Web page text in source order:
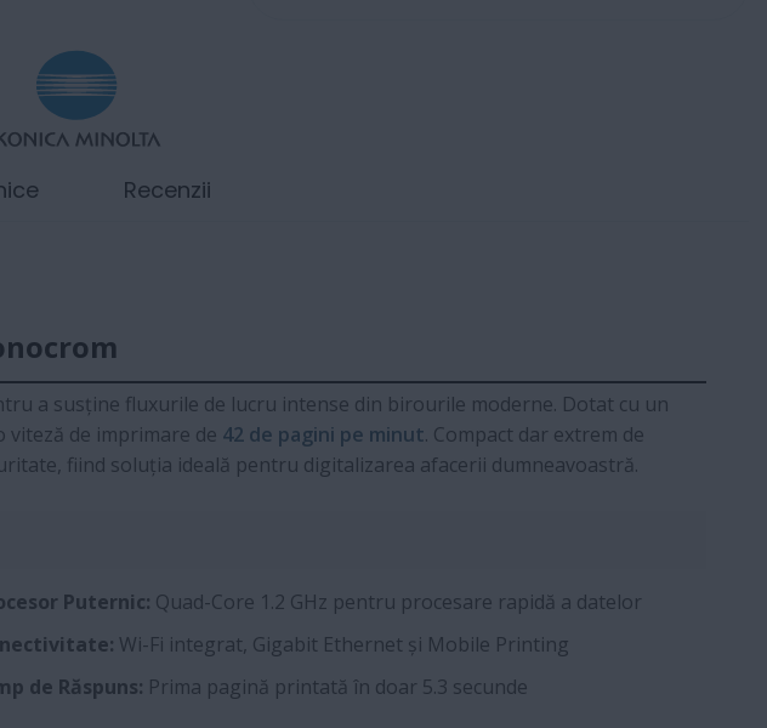
a susține fluxurile de lucru intense din birourile moderne. Dotat cu un
de imprimare de 42 de pagini pe minut. Compact dar extrem de
fiind soluția ideală pentru digitalizarea afacerii dumneavoastră.
Puternic: Quad-Core 1.2 GHz pentru procesare rapidă a datelor
Wi-Fi integrat, Gigabit Ethernet și Mobile Printing
de Răspuns: Prima pagină printată în doar 5.3 secunde
Recenzii